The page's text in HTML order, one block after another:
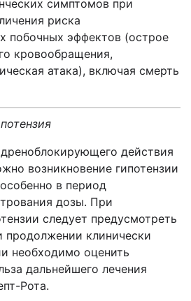
симптомов при
риска
побочных эффектов (острое
кровообращения,
атака), включая смерть
действия
возникновение гипотензии
в период
дозы. При
следует предусмотреть
клинически
необходимо оценить
дальнейшего лечения
Рота.